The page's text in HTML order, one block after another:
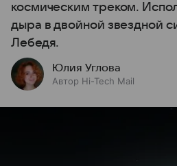
космическим треком.
дыра в двойной звездной
Лебедя.
Юлия Углова
Автор Hi-Tech Mail